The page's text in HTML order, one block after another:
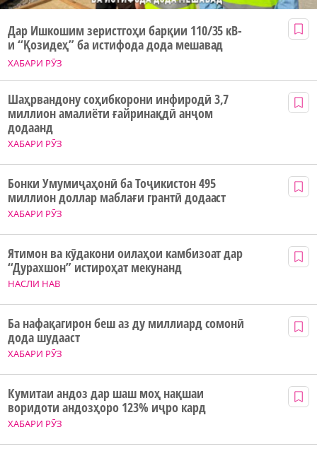
ХАБАРИ РӮЗ
Дар Ишкошим зеристгоҳи барқии 110/35 кВ-
и “Қозидеҳ” ба истифода дода мешавад
ХАБАРИ РӮЗ
Шаҳрвандону соҳибкорони инфиродӣ 3,7
миллион амалиёти ғайринақдӣ анҷом
додаанд
ХАБАРИ РӮЗ
Бонки Умумиҷаҳонӣ ба Тоҷикистон 495
миллион доллар маблағи грантӣ додааст
НАСЛИ НАВ
Ятимон ва кӯдакони оилаҳои камбизоат дар
“Дурахшон” истироҳат мекунанд
ХАБАРИ РӮЗ
Ба нафақагирон беш аз ду миллиард сомонӣ
дода шудааст
ХАБАРИ РӮЗ
Кумитаи андоз дар шаш моҳ нақшаи
воридоти андозҳоро 123% иҷро кард